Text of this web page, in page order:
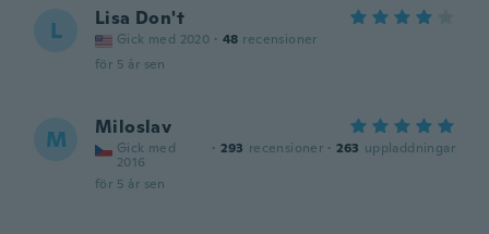
L Lisa Don't
Gick med 2020 · 48 recensioner
för 5 år sen
M Miloslav
Gick med
2016
· 293 recensioner · 263 uppladdningar
för 5 år sen